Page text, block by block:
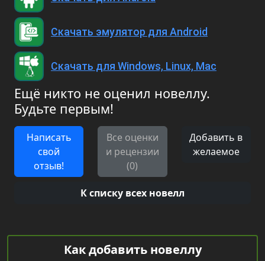
Скачать эмулятор для Android
Скачать для Windows, Linux, Mac
Ещё никто не оценил новеллу.
Будьте первым!
Написать
свой
отзыв!
Все оценки
и рецензии
(0)
Добавить в
желаемое
К списку всех новелл
Как добавить новеллу